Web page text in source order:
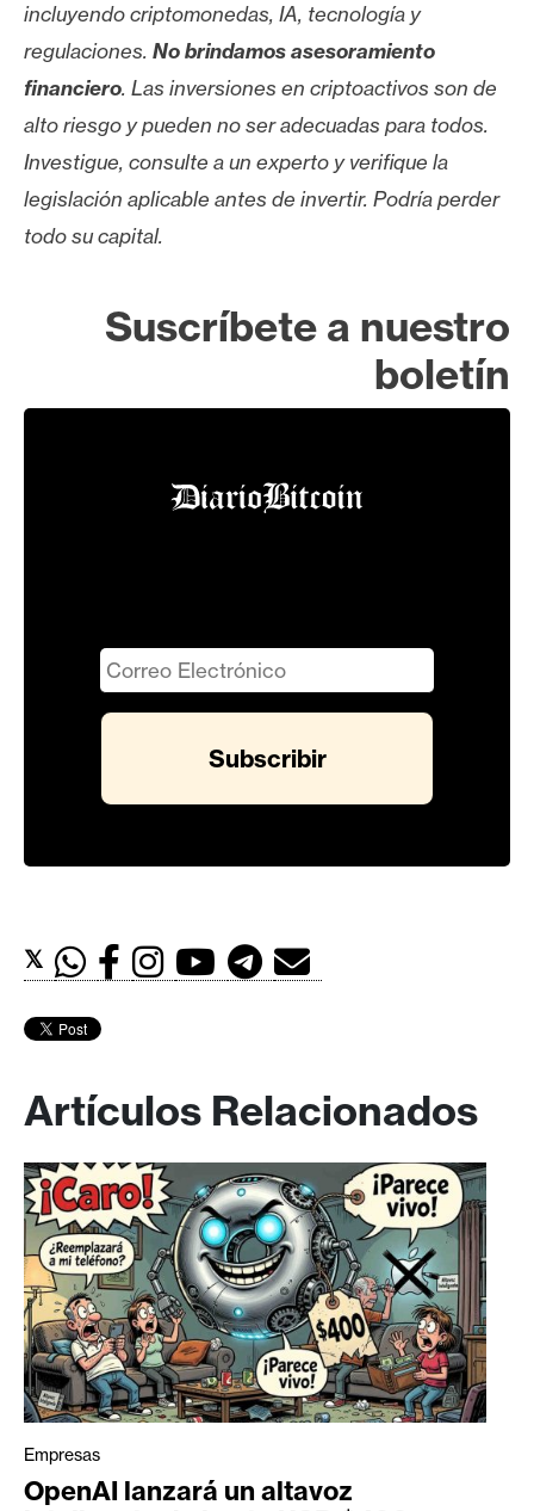
incluyendo criptomonedas, IA, tecnología y
regulaciones. No brindamos asesoramiento
financiero. Las inversiones en criptoactivos son de
alto riesgo y pueden no ser adecuadas para todos.
Investigue, consulte a un experto y verifique la
legislación aplicable antes de invertir. Podría perder
todo su capital.
Suscríbete a nuestro
boletín
𝕏
Artículos Relacionados
Empresas
OpenAI lanzará un altavoz